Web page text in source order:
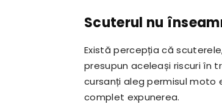
Scuterul nu
Există percepția că
presupun aceleași riscuri în
cursanți aleg permisul
complet expunerea.